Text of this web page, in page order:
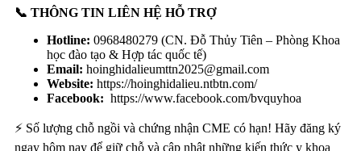
📞 THÔNG TIN LIÊN HỆ HỖ TRỢ
Hotline: 0968480279 (CN. Đỗ Thủy Tiên – Phòng Khoa
học đào tạo & Hợp tác quốc tế)
Email: hoinghidalieumttn2025@gmail.com
Website: https://hoinghidalieu.ntbtn.com/
Facebook: https://www.facebook.com/bvquyhoa
⚡ Số lượng chỗ ngồi và chứng nhận CME có hạn! Hãy đăng ký
ngay hôm nay để giữ chỗ và cập nhật những kiến thức y khoa